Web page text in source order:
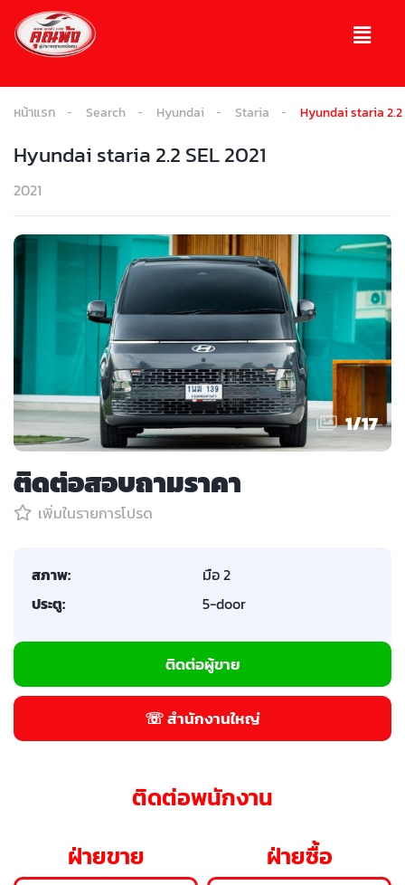
หน้าแรก Search Hyundai Staria Hyundai staria 2.2
Hyundai staria 2.2 SEL 2021
2021
1/17
ติดต่อสอบถามราคา
เพิ่มในรายการโปรด
สภาพ:
มือ 2
ประตู:
5-door
ติดต่อผู้ขาย
☏ สำนักงานใหญ่
ติดต่อพนักงาน
ฝ่ายขาย
ฝ่ายซื้อ